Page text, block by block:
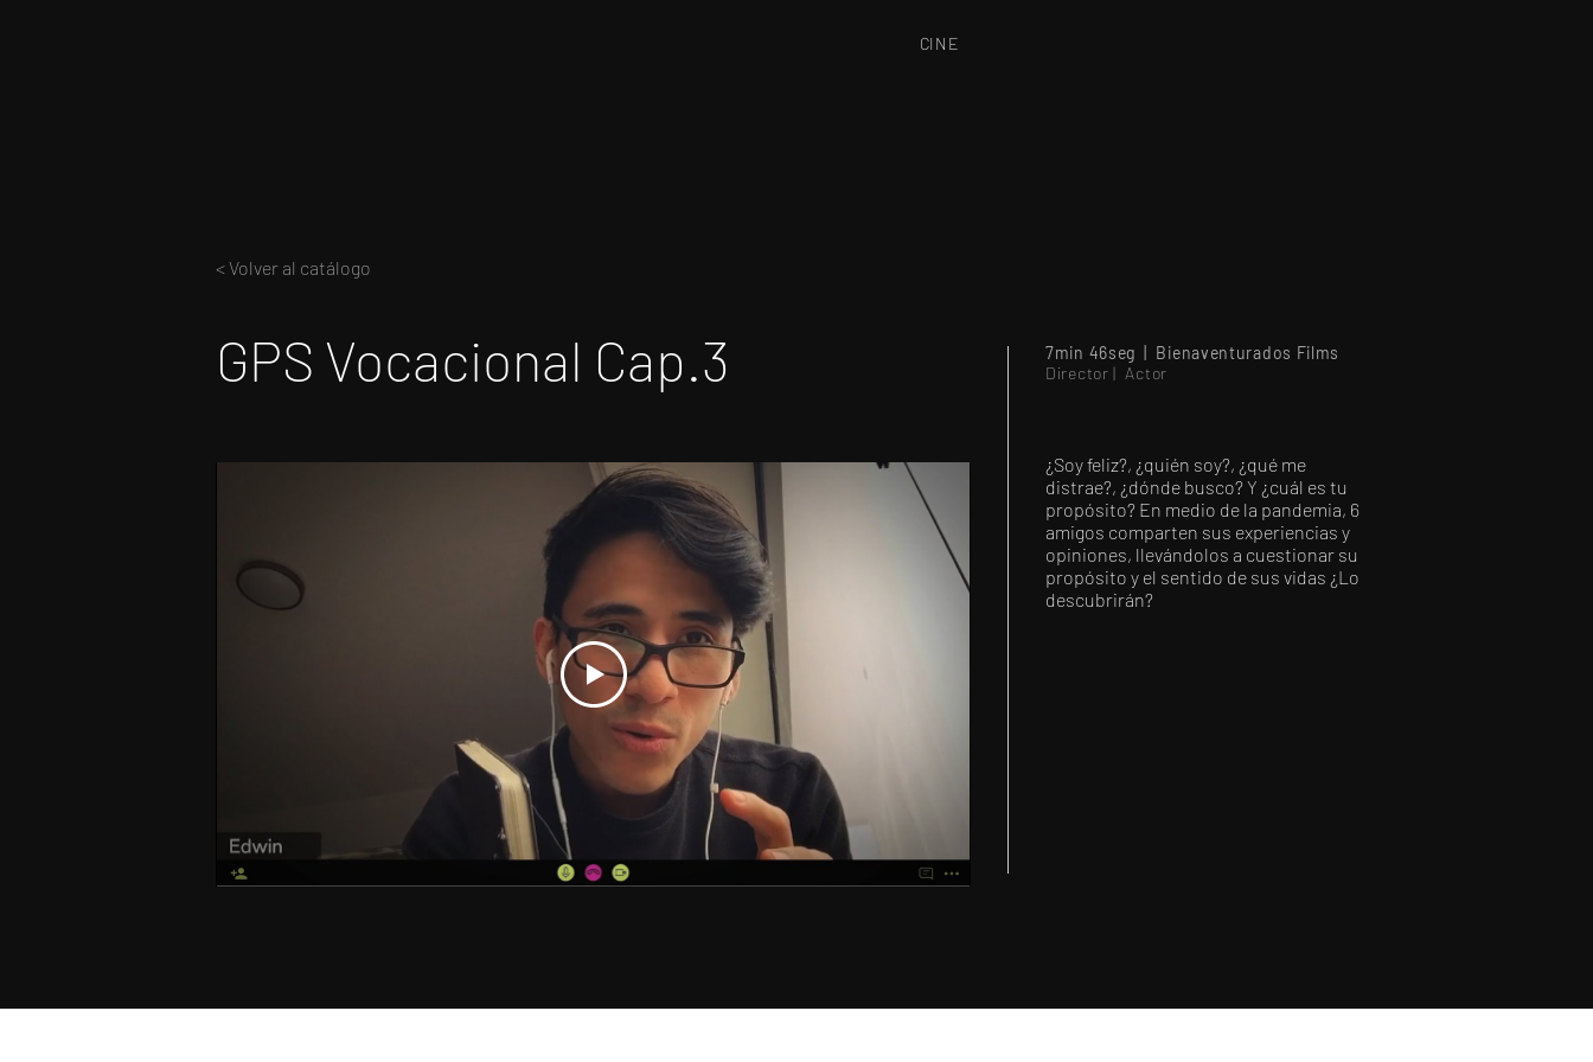
CINE
< Volver al catálogo
GPS Vocacional Cap.3
7min 46seg | Bienaventurados Films
Director | Actor
¿Soy feliz?, ¿quién soy?, ¿qué me
distrae?, ¿dónde busco? Y ¿cuál es tu
propósito? En medio de la pandemia, 6
amigos comparten sus experiencias y
opiniones, llevándolos a cuestionar su
propósito y el sentido de sus vidas ¿Lo
descubrirán?